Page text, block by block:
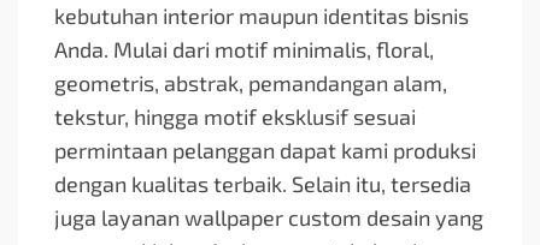
kebutuhan interior maupun identitas bisnis
Anda. Mulai dari motif minimalis, floral,
geometris, abstrak, pemandangan alam,
tekstur, hingga motif eksklusif sesuai
permintaan pelanggan dapat kami produksi
dengan kualitas terbaik. Selain itu, tersedia
juga layanan wallpaper custom desain yang